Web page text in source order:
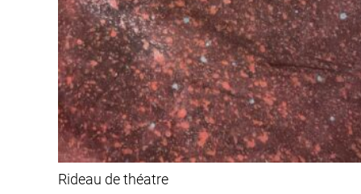
Rideau de théatre